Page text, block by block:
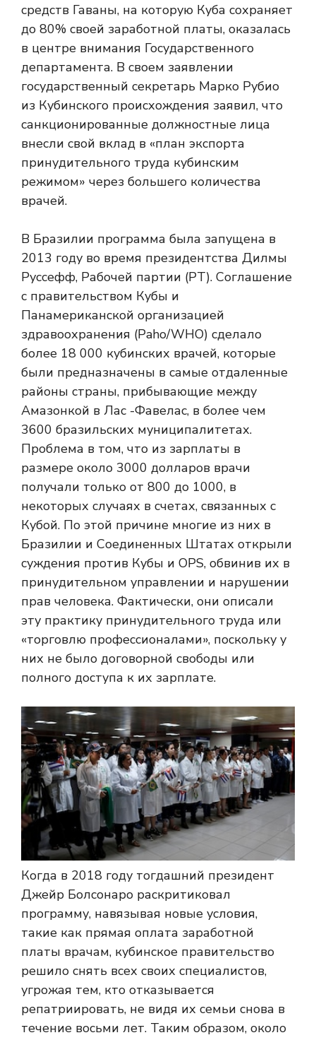
средств Гаваны, на которую Куба сохраняет
до 80% своей заработной платы, оказалась
в центре внимания Государственного
департамента. В своем заявлении
государственный секретарь Марко Рубио
из Кубинского происхождения заявил, что
санкционированные должностные лица
внесли свой вклад в «план экспорта
принудительного труда кубинским
режимом» через большего количества
врачей.
В Бразилии программа была запущена в
2013 году во время президентства Дилмы
Руссефф, Рабочей партии (PT). Соглашение
с правительством Кубы и
Панамериканской организацией
здравоохранения (Paho/WHO) сделало
более 18 000 кубинских врачей, которые
были предназначены в самые отдаленные
районы страны, прибывающие между
Амазонкой в Лас -Фавелас, в более чем
3600 бразильских муниципалитетах.
Проблема в том, что из зарплаты в
размере около 3000 долларов врачи
получали только от 800 до 1000, в
некоторых случаях в счетах, связанных с
Кубой. По этой причине многие из них в
Бразилии и Соединенных Штатах открыли
суждения против Кубы и OPS, обвинив их в
принудительном управлении и нарушении
прав человека. Фактически, они описали
эту практику принудительного труда или
«торговлю профессионалами», поскольку у
них не было договорной свободы или
полного доступа к их зарплате.
Когда в 2018 году тогдашний президент
Джейр Болсонаро раскритиковал
программу, навязывая новые условия,
такие как прямая оплата заработной
платы врачам, кубинское правительство
решило снять всех своих специалистов,
угрожая тем, кто отказывается
репатриировать, не видя их семьи снова в
течение восьми лет. Таким образом, около